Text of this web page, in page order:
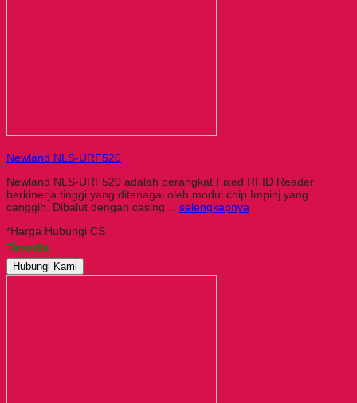
Newland NLS-URF520
Newland NLS-URF520 adalah perangkat Fixed RFID Reader
berkinerja tinggi yang ditenagai oleh modul chip Impinj yang
canggih. Dibalut dengan casing… selengkapnya
*Harga Hubungi CS
Tersedia
Hubungi Kami